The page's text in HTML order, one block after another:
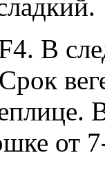
В
от